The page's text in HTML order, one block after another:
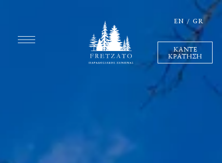
EN/GR
ΚΑΝΤΕ
ΚΡΑΤΗΣΗ